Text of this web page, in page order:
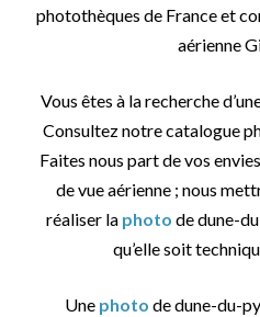
photothèques de France et
aérienne
Vous êtes à la recherche
Consultez notre catalogue
Faites nous part de vos
de vue aérienne ; nous
réaliser la photo de dune-
qu’elle soit
Une photo de dune-du-